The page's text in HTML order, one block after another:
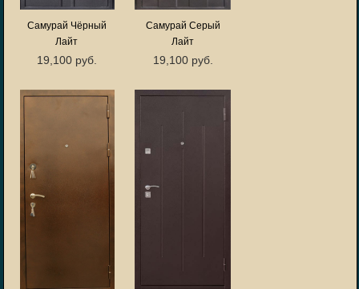
Самурай Чёрный
Лайт
19,100 руб.
Самурай Серый
Лайт
19,100 руб.